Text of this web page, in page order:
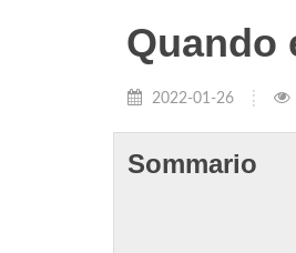
Quando
2022-01-26
Sommario